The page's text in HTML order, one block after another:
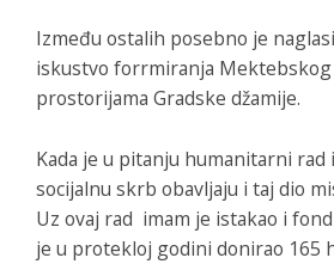
Između ostalih posebno je
iskustvo forrmiranja
prostorijama Gradske džamije.
Kada je u pitanju humanitarni rad
socijalnu skrb obavljaju i taj dio
Uz ovaj rad imam je istakao i
je u protekloj godini donirao 165